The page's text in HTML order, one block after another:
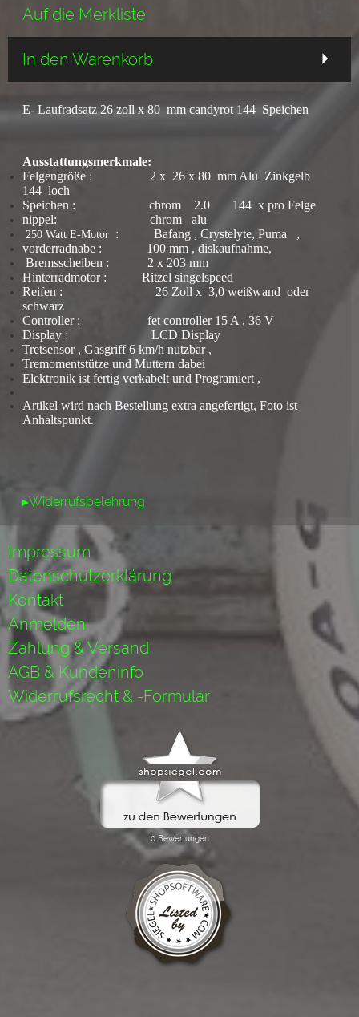
Auf die Merkliste
In den Warenkorb
E- Laufradsatz 26 zoll x 80 mm candyrot 144 Speichen
Ausstattungsmerkmale:
Felgengröße : 2 x 26 x 80 mm Alu Zinkgelb
144 loch
Speichen : chrom 2.0 144 x pro Felge
nippel: chrom alu
250 Watt E-Motor : Bafang , Crystelyte, Puma ,
vorderradnabe : 100 mm , diskaufnahme,
Bremsscheiben : 2 x 203 mm
Hinterradmotor : Ritzel singelspeed
Reifen : 26 Zoll x 3,0 weißwand oder
schwarz
Controller : fet controller 15 A , 36 V
Display : LCD Display
Tretsensor , Gasgriff 6 km/h nutzbar ,
Tremomentstütze und Muttern dabei
Elektronik ist fertig verkabelt und Programiert ,
Artikel wird nach Bestellung extra angefertigt, Foto ist
Anhaltspunkt.
▸Widerrufsbelehrung
Impressum
Datenschutzerklärung
Kontakt
Anmelden
Zahlung & Versand
AGB & Kundeninfo
Widerrufsrecht & -Formular